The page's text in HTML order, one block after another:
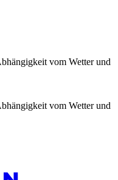
vom Wetter und
vom Wetter und